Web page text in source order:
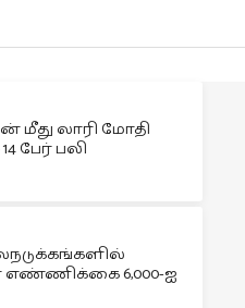
மீது லாரி மோதி
பேர் பலி
எண்ணிக்கை 6,000-ஐ